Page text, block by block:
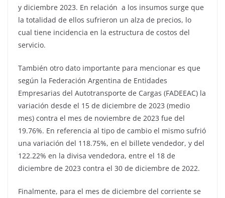
y diciembre 2023. En relación a los insumos surge que
la totalidad de ellos sufrieron un alza de precios, lo
cual tiene incidencia en la estructura de costos del
servicio.
También otro dato importante para mencionar es que
según la Federación Argentina de Entidades
Empresarias del Autotransporte de Cargas (FADEEAC) la
variación desde el 15 de diciembre de 2023 (medio
mes) contra el mes de noviembre de 2023 fue del
19.76%. En referencia al tipo de cambio el mismo sufrió
una variación del 118.75%, en el billete vendedor, y del
122.22% en la divisa vendedora, entre el 18 de
diciembre de 2023 contra el 30 de diciembre de 2022.
Finalmente, para el mes de diciembre del corriente se